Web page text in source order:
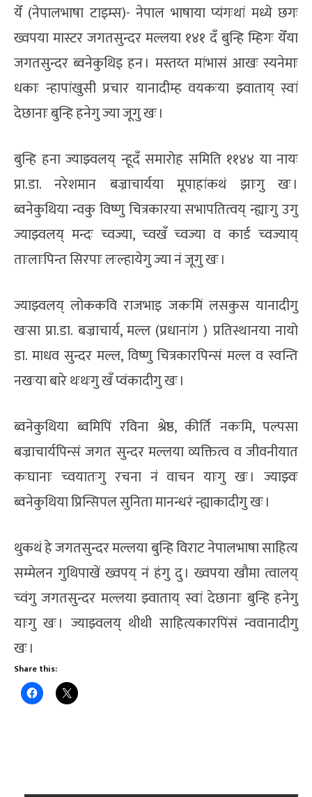
येँ (नेपालभाषा टाइम्स)- नेपाल भाषाया प्यंगःथां मध्ये छगः
ख्वपया मास्टर जगतसुन्दर मल्लया १४१ दँ बुन्हि म्हिगः येँया
जगतसुन्दर ब्वनेकुथिइ हन । मस्तय्त मांभासं आखः स्यनेमाः
धकाः न्हापांखुसी प्रचार यानादीम्ह वयकःया झ्वाताय् स्वां
देछानाः बुन्हि हनेगु ज्या जूगु खः ।
बुन्हि हना ज्याझ्वलय् न्हूदँ समारोह समिति ११४४ या नायः
प्रा.डा. नरेशमान बज्राचार्यया मूपाहांकथं झाःगु खः ।
ब्वनेकुथिया न्वकु विष्णु चित्रकारया सभापतित्वय् न्ह्याःगु उगु
ज्याझ्वलय् मन्दः च्वज्या, च्वखँ च्वज्या व कार्ड च्वज्याय्
ताःलाःपिन्त सिरपाः लःल्हायेगु ज्या नं जूगु खः ।
ज्याझ्वलय् लोककवि राजभाइ जकःमिं लसकुस यानादीगु
खःसा प्रा.डा. बज्राचार्य, मल्ल (प्रधानांग ) प्रतिस्थानया नायो
डा. माधव सुन्दर मल्ल, विष्णु चित्रकारपिन्सं मल्ल व स्वन्ति
नखःया बारे थःथःगु खँ प्वंकादीगु खः ।
ब्वनेकुथिया ब्वमिपिं रविना श्रेष्ठ, कीर्ति नकःमि, पल्पसा
बज्राचार्यपिन्सं जगत सुन्दर मल्लया व्यक्तित्व व जीवनीयात
कःघानाः च्वयातःगु रचना नं वाचन याःगु खः । ज्याझ्वः
ब्वनेकुथिया प्रिन्सिपल सुनिता मानन्धरं न्ह्याकादीगु खः ।
थुकथं हे जगतसुन्दर मल्लया बुन्हि विराट नेपालभाषा साहित्य
सम्मेलन गुथिपाखें ख्वपय् नं हंगु दु । ख्वपया खौमा त्वालय्
च्वंगु जगतसुन्दर मल्लया झ्वाताय् स्वां देछानाः बुन्हि हनेगु
याःगु खः । ज्याझ्वलय् थीथी साहित्यकारपिंसं न्ववानादीगु
खः ।
Share this: